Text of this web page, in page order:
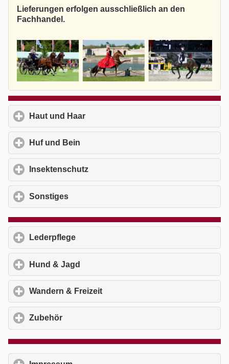
Lieferungen erfolgen ausschließlich an den
Fachhandel.
Haut und Haar
Huf und Bein
Insektenschutz
Sonstiges
Lederpflege
Hund & Jagd
Wandern & Freizeit
Zubehör